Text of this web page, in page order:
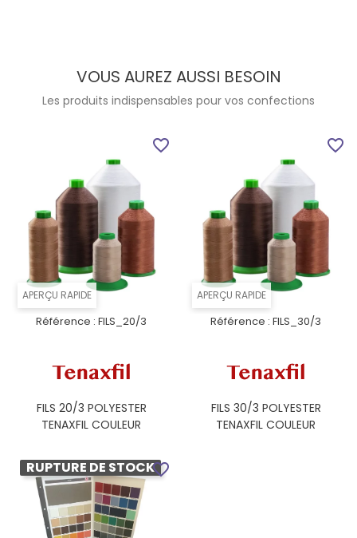
VOUS AUREZ AUSSI BESOIN
Les produits indispensables pour vos confections
APERÇU RAPIDE
Référence : FILS_20/3
FILS 20/3 POLYESTER
TENAXFIL COULEUR
favorite_border
APERÇU RAPIDE
Référence : FILS_30/3
FILS 30/3 POLYESTER
TENAXFIL COULEUR
favorite_border
RUPTURE DE STOCKfavorite_border